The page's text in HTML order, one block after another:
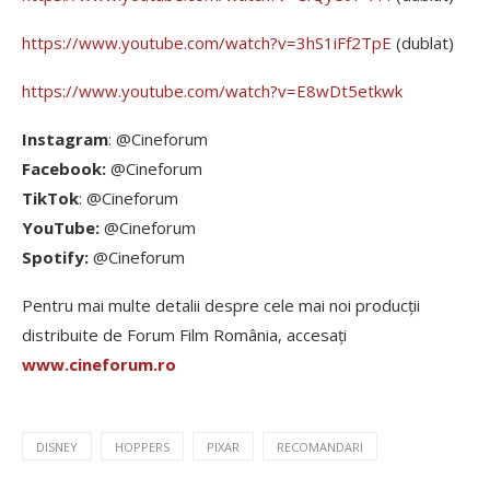
https://www.youtube.com/watch?v=3hS1iFf2TpE (dublat)
https://www.youtube.com/watch?v=E8wDt5etkwk
Instagram: @Cineforum
Facebook: @Cineforum
TikTok: @Cineforum
YouTube: @Cineforum
Spotify: @Cineforum
Pentru mai multe detalii despre cele mai noi producții
distribuite de Forum Film România, accesați
www.cineforum.ro
DISNEY HOPPERS PIXAR RECOMANDARI